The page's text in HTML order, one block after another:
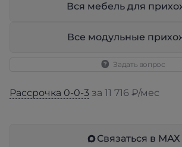
Вся мебель для
Все модульные
Задать вопрос
Рассрочка 0-0-3 за 11 716 ₽/мес
Связаться в МАХ